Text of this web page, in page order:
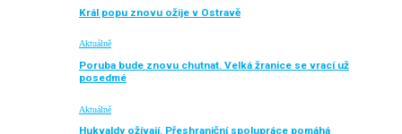
Král popu znovu ožije v Ostravě
Aktuálně
Poruba bude znovu chutnat. Velká žranice se vrací už
posedmé
Aktuálně
Hukvaldy ožívají. Přeshraniční spolupráce pomáhá